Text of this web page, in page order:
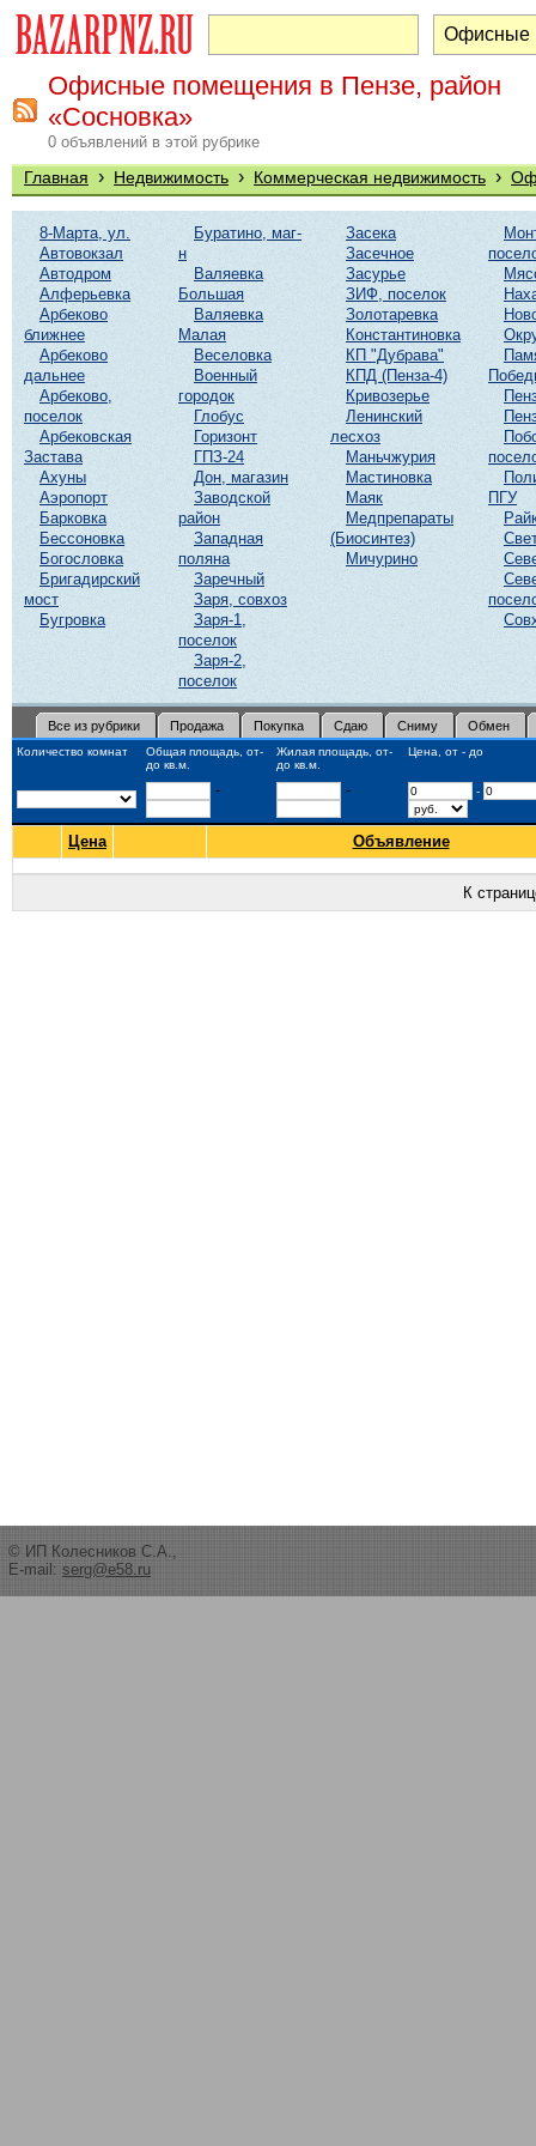
Офисные помещения в Пензе, район
«Сосновка»
0 объявлений в этой рубрике
Главная › Недвижимость › Коммерческая недвижимость ›
8-Марта, ул.
Автовокзал
Автодром
Алферьевка
Арбеково
ближнее
Арбеково
дальнее
Арбеково,
поселок
Арбековская
Застава
Ахуны
Аэропорт
Барковка
Бессоновка
Богословка
Бригадирский
мост
Бугровка
Буратино, маг-
н
Валяевка
Большая
Валяевка
Малая
Веселовка
Военный
городок
Глобус
Горизонт
ГПЗ-24
Дон, магазин
Заводской
район
Западная
поляна
Заречный
Заря, совхоз
Заря-1,
поселок
Заря-2,
поселок
Засека
Засечное
Засурье
ЗИФ, поселок
Золотаревка
Константиновка
КП "Дубрава"
КПД (Пенза-4)
Кривозерье
Ленинский
лесхоз
Маньчжурия
Мастиновка
Маяк
Медпрепараты
(Биосинтез)
Мичурино
ПГУ
Все из рубрики Продажа Покупка Сдаю Сниму Обмен
Количество комнат
Общая площадь, от-
до кв.м.
Жилая площадь, от-
до кв.м.
Цена, от - до
- - -
Цена Объявление
К
© ИП Колесников С.А.,
E-mail: serg@e58.ru